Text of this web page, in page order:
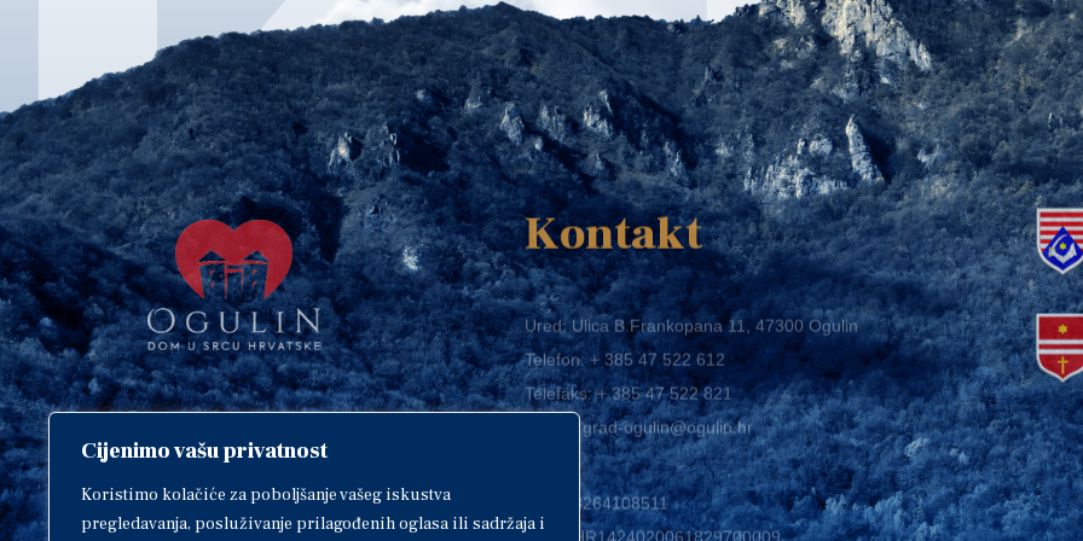
Cijenimo vašu privatnost
Koristimo kolačiće za poboljšanje vašeg iskustva
pregledavanja, posluživanje prilagođenih oglasa ili sadržaja i
Copyright © 2018. Grad Ogulin,
sva prava pridržana.
Kontakt
Ured: Ulica B.Frankopana 11, 47300 Ogulin
Telefon:+ 385 47 522 612
Telefaks:+ 385 47 522 821
E-mail:grad-ogulin@ogulin.hr
OIB: 58264108511
IBAN: HR1424020061829700009